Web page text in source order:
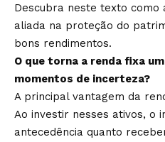
Descubra neste texto como
aliada na proteção do
bons rendimentos.
O que torna a renda fixa
momentos de incerteza?
A principal vantagem da
Ao investir nesses ativos, o
antecedência quanto